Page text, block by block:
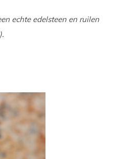
echte edelsteen en ruilen